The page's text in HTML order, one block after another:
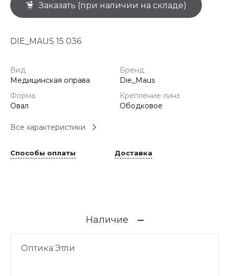
Заказать (при наличии на складе)
DIE_MAUS 15 036
Вид
Медицинская оправа
Бренд
Die_Maus
Форма
Овал
Крепление линз
Ободковое
Все характеристики
Способы оплаты Доставка
Наличие
Оптика Этли